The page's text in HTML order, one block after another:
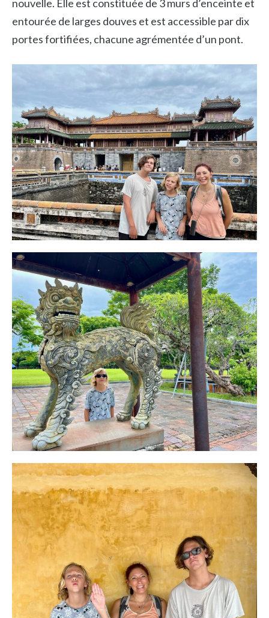
nouvelle. Elle est constituée de 3 murs d’enceinte et
entourée de larges douves et est accessible par dix
portes fortifiées, chacune agrémentée d’un pont.